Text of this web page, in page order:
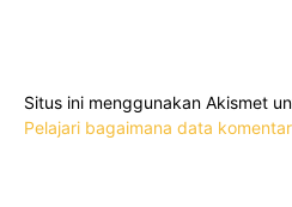
Situs ini menggunakan Akismet
Pelajari bagaimana data